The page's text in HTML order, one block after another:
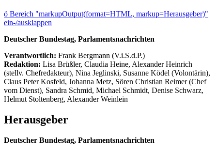
ö Bereich "markupOutput(format=HTML, markup=Herausgeber)"
ein-/ausklappen
Deutscher Bundestag, Parlamentsnachrichten
Verantwortlich: Frank Bergmann (V.i.S.d.P.)
Redaktion: Lisa Brüßler, Claudia Heine, Alexander Heinrich
(stellv. Chefredakteur), Nina Jeglinski, Susanne Ködel (Volontärin),
Claus Peter Kosfeld, Johanna Metz, Sören Christian Reimer (Chef
vom Dienst), Sandra Schmid, Michael Schmidt, Denise Schwarz,
Helmut Stoltenberg, Alexander Weinlein
Herausgeber
Deutscher Bundestag, Parlamentsnachrichten